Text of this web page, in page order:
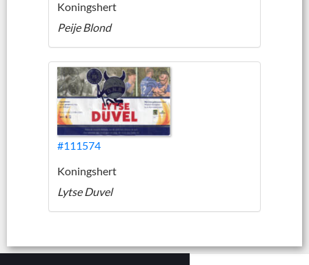
Koningshert
Peije Blond
#111574
Koningshert
Lytse Duvel